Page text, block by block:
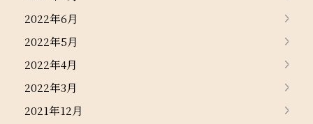
2022年6月
2022年5月
2022年4月
2022年3月
2021年12月